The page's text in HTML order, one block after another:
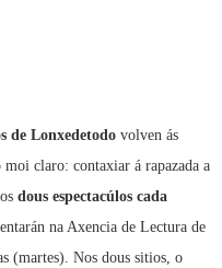
de Lonxedetodo volven ás
claro: contaxiar á rapazada a
dous espectacúlos cada
na Axencia de Lectura de
(martes). Nos dous sitios, o